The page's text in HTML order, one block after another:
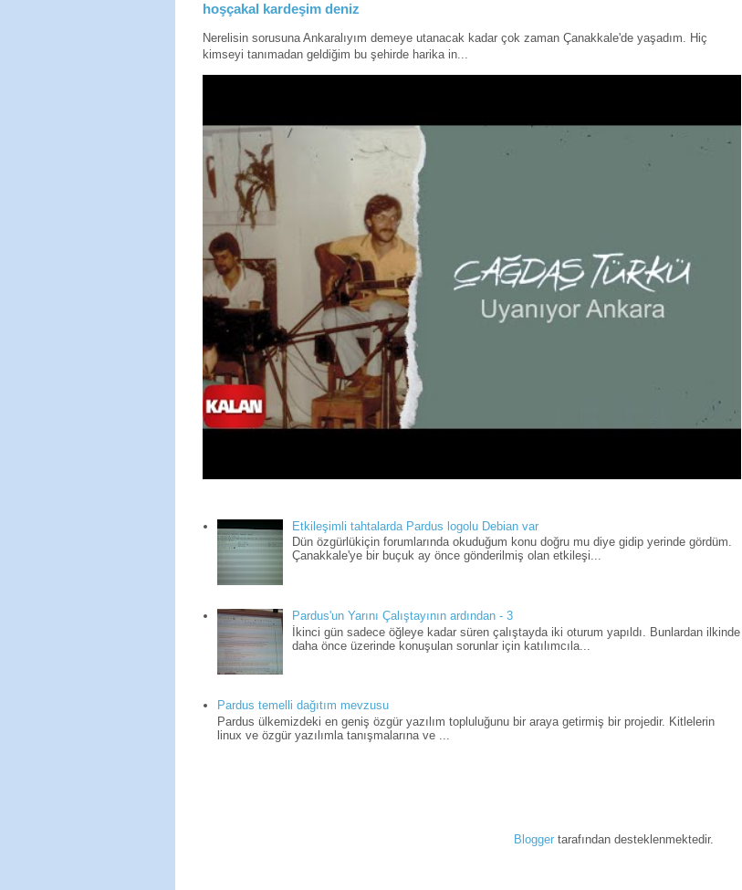
hoşçakal kardeşim deniz
Nerelisin sorusuna Ankaralıyım demeye utanacak kadar çok zaman Çanakkale'de yaşadım. Hiç
kimseyi tanımadan geldiğim bu şehirde harika in...
Etkileşimli tahtalarda Pardus logolu Debian var
Dün özgürlükiçin forumlarında okuduğum konu doğru mu diye gidip yerinde gördüm.
Çanakkale'ye bir buçuk ay önce gönderilmiş olan etkileşi...
Pardus'un Yarını Çalıştayının ardından - 3
İkinci gün sadece öğleye kadar süren çalıştayda iki oturum yapıldı. Bunlardan ilkinde
daha önce üzerinde konuşulan sorunlar için katılımcıla...
Pardus temelli dağıtım mevzusu
Pardus ülkemizdeki en geniş özgür yazılım topluluğunu bir araya getirmiş bir projedir. Kitlelerin
linux ve özgür yazılımla tanışmalarına ve ...
Bloggertarafından desteklenmektedir.